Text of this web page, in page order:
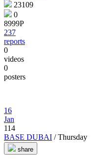
23109
0
8999Р
237
reports
0
videos
0
posters
16
Jan
114
BASE DUBAI / Thursday
share